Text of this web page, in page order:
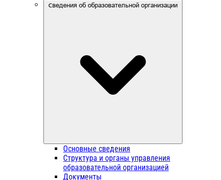
Сведения об образовательной организации
Основные сведения
Структура и органы управления
образовательной организацией
Документы